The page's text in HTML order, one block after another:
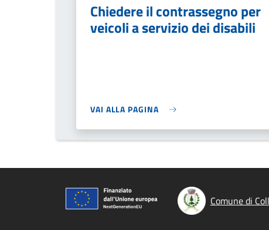
Chiedere il contrassegno per
veicoli a servizio dei disabili
VAI ALLA PAGINA
Comune di